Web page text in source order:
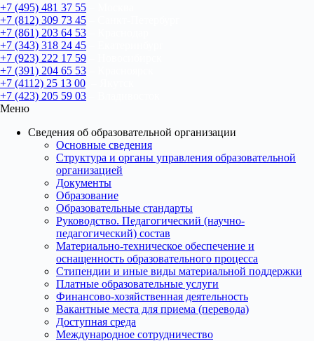
+7 (495) 481 37 55
+7 (812) 309 73 45
+7 (861) 203 64 53
+7 (343) 318 24 45
+7 (923) 222 17 59
+7 (391) 204 65 53
+7 (4112) 25 13 00
+7 (423) 205 59 03
Меню
Сведения об образовательной организации
Основные сведения
Структура и органы управления образовательной
организацией
Документы
Образование
Образовательные стандарты
Руководство. Педагогический (научно-
педагогический) состав
Материально-техническое обеспечение и
оснащенность образовательного процесса
Стипендии и иные виды материальной поддержки
Платные образовательные услуги
Финансово-хозяйственная деятельность
Вакантные места для приема (перевода)
Доступная среда
Международное сотрудничество